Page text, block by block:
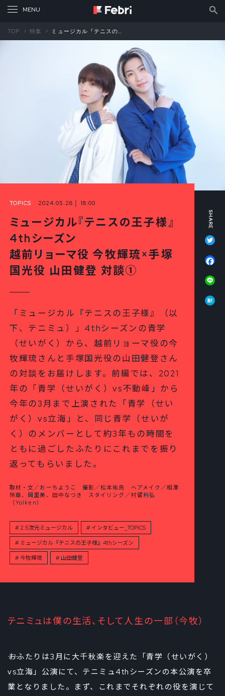
TOP 特集 ミュージカル『テニスの王子様』4thシーズン 越前リョーマ役 今牧輝琉×手塚国光役 山田健登 対談①
TOPICS 2024.05.28 │ 18:00
ミュージカル『テニスの王子様』
4thシーズン
越前リョーマ役 今牧輝琉×手塚
国光役 山田健登 対談①
「ミュージカル『テニスの王子様』（以
下、テニミュ）」4thシーズンの青学
（せいがく）から、越前リョーマ役の今
牧輝琉さんと手塚国光役の山田健登さん
の対談をお届けします。前編では、2021
年の「青学（せいがく）vs不動峰」から
今年の3月まで上演された「青学（せい
がく）vs立海」と、同じ青学（せいが
く）のメンバーとして約3年もの時間を
ともに過ごしたふたりにこれまでを振り
返ってもらいました。
取材・文／おーちようこ 撮影／松本祐亮 ヘアメイク／相澤
玲亜、岡里美、田中なつき スタイリング／村留利弘
（Yolken）
2.5次元ミュージカル インタビュー_TOPICS
ミュージカル『テニスの王子様』4thシーズン
今牧輝琉 山田健登
テニミュは僕の生活、そして人生の一部（今牧）
――おふたりは3月に大千秋楽を迎えた「青学（せいがく）
vs立海」公演にて、テニミュ4thシーズンの本公演を卒
業となりました。まず、これまでそれぞれの役を演じて